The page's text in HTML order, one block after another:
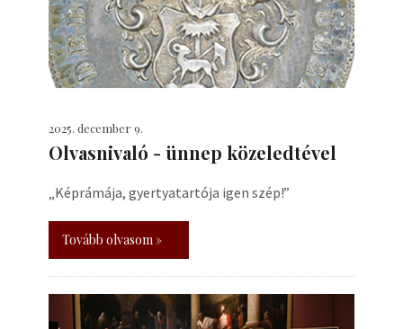
2025. december 9.
Olvasnivaló - ünnep közeledtével
„Képrámája, gyertyatartója igen szép!”
Tovább olvasom »